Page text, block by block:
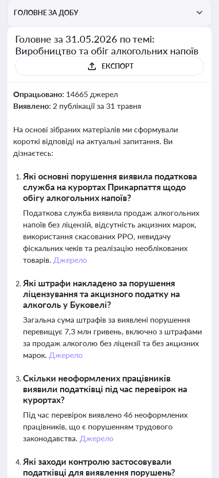
ГОЛОВНЕ ЗА ДОБУ
Головне за 31.05.2026 по темі:
Виробництво та обіг алкогольних напоїв
ЕКСПОРТ
Опрацьовано: 14665 джерел
Виявлено: 2 публікації за 31 травня
На основі зібраних матеріалів ми сформували
короткі відповіді на актуальні запитання. Ви
дізнаєтесь:
Які основні порушення виявила податкова
служба на курортах Прикарпаття щодо
обігу алкогольних напоїв?
Податкова служба виявила продаж алкогольних
напоїв без ліцензій, відсутність акцизних марок,
використання скасованих РРО, невидачу
фіскальних чеків та реалізацію необлікованих
товарів. Джерело
Які штрафи накладено за порушення
ліцензування та акцизного податку на
алкоголь у Буковелі?
Загальна сума штрафів за виявлені порушення
перевищує 7,3 млн гривень, включно з штрафами
за продаж алкоголю без ліцензії та без акцизних
марок. Джерело
Скільки неоформлених працівників
виявили податківці під час перевірок на
курортах?
Під час перевірок виявлено 46 неоформлених
працівників, що є порушенням трудового
законодавства. Джерело
Які заходи контролю застосовували
податківці для виявлення порушень?